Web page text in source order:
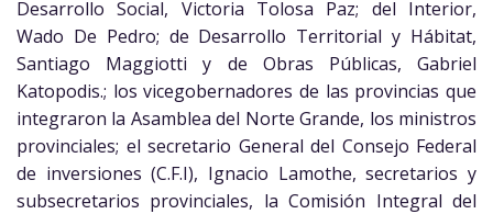
Desarrollo Social, Victoria Tolosa Paz; del Interior,
Wado De Pedro; de Desarrollo Territorial y Hábitat,
Santiago Maggiotti y de Obras Públicas, Gabriel
Katopodis.; los vicegobernadores de las provincias que
integraron la Asamblea del Norte Grande, los ministros
provinciales; el secretario General del Consejo Federal
de inversiones (C.F.I), Ignacio Lamothe, secretarios y
subsecretarios provinciales, la Comisión Integral del